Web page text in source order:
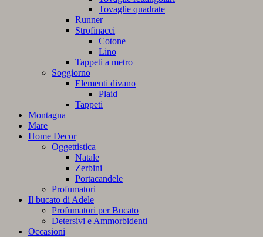
Tovaglie quadrate
Runner
Strofinacci
Cotone
Lino
Tappeti a metro
Soggiorno
Elementi divano
Plaid
Tappeti
Montagna
Mare
Home Decor
Oggettistica
Natale
Zerbini
Portacandele
Profumatori
Il bucato di Adele
Profumatori per Bucato
Detersivi e Ammorbidenti
Occasioni